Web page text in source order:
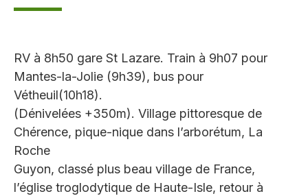
RV à 8h50 gare St Lazare. Train à 9h07 pour
Mantes-la-Jolie (9h39), bus pour
Vétheuil(10h18).
(Dénivelées +350m). Village pittoresque de
Chérence, pique-nique dans l’arborétum, La
Roche
Guyon, classé plus beau village de France,
l’église troglodytique de Haute-Isle, retour à